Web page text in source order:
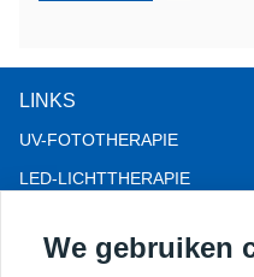
LINKS
UV-FOTOTHERAPIE
LED-LICHTTHERAPIE
COLPOSCOOP
We gebruiken